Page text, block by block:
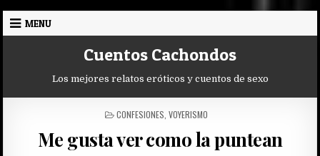
Skip
MENU
Cuentos Cachondos
Los mejores relatos eróticos y cuentos de sexo
POSTED
CONFESIONES VOYERISMO
Me gusta ver como la puntean